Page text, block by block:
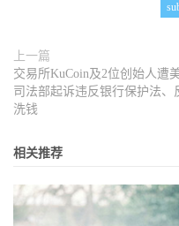
上一篇
交易所KuCoin及2位创始人遭
司法部起诉违反银行保护法、
洗钱
相关推荐